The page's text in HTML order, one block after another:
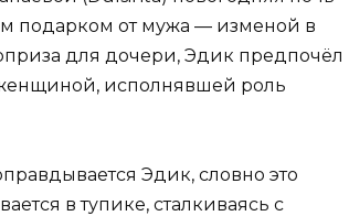
подарком от мужа — изменой в
для дочери, Эдик предпочёл
женщиной, исполнявшей роль
Эдик, словно это
в тупике, сталкиваясь с